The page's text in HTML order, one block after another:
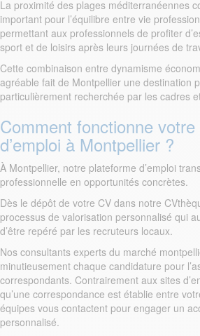
La proximité des plages méditerranéennes
important pour l’équilibre entre vie
permettant aux professionnels de profiter
sport et de loisirs après leurs journées de
Cette combinaison entre dynamisme
agréable fait de Montpellier une destination
particulièrement recherchée par les cadres
Comment fonctionne
d’emploi à Montpellier ?
À Montpellier, notre plateforme d’emploi
professionnelle en opportunités concrètes.
Dès le dépôt de votre CV dans notre
processus de valorisation personnalisé qui
d’être repéré par les recruteurs locaux.
Nos consultants experts du marché
minutieusement chaque candidature pour
correspondants. Contrairement aux sites
qu’une correspondance est établie entre
équipes vous contactent pour engager un
personnalisé.